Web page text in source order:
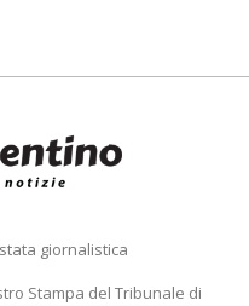
giornalistica
Stampa del Tribunale di